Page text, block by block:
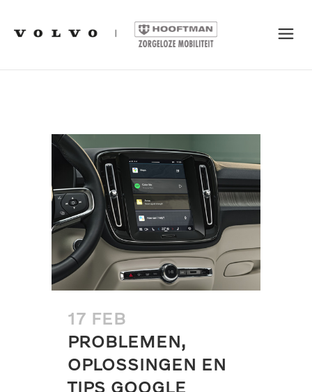
17 FEB
PROBLEMEN,
OPLOSSINGEN EN
TIPS GOOGLE